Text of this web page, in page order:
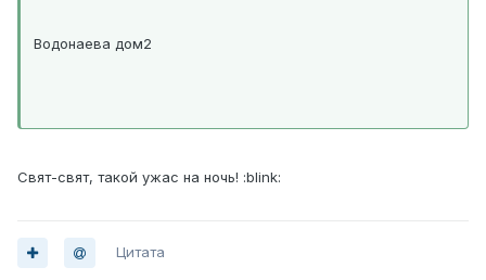
Водонаева дом2
Свят-свят, такой ужас на ночь! :blink:
Цитата